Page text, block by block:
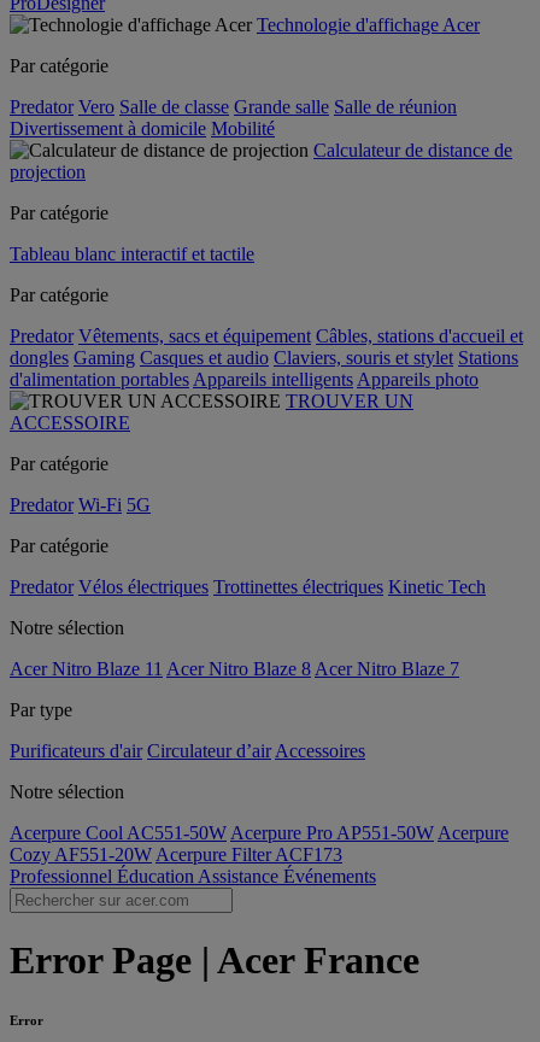
Technologie d'affichage Acer
Par catégorie
Predator Vero Salle de classe Grande salle Salle de réunion
Divertissement à domicile Mobilité
Calculateur de distance de
projection
Par catégorie
Tableau blanc interactif et tactile
Par catégorie
Predator Vêtements, sacs et équipement Câbles, stations d'accueil et
dongles Gaming Casques et audio Claviers, souris et stylet Stations
d'alimentation portables Appareils intelligents Appareils photo
TROUVER UN
ACCESSOIRE
Par catégorie
Predator Wi-Fi 5G
Par catégorie
Predator Vélos électriques Trottinettes électriques Kinetic Tech
Notre sélection
Acer Nitro Blaze 11 Acer Nitro Blaze 8 Acer Nitro Blaze 7
Par type
Purificateurs d'air Circulateur d’air Accessoires
Notre sélection
Acerpure Cool AC551-50W Acerpure Pro AP551-50W Acerpure
Cozy AF551-20W Acerpure Filter ACF173
Professionnel Éducation Assistance Événements
Error Page | Acer France
Error